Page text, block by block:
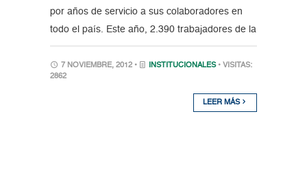
por años de servicio a sus colaboradores en
todo el país. Este año, 2.390 trabajadores de la
7 NOVIEMBRE, 2012 • INSTITUCIONALES • VISITAS:
2862
LEER MÁS